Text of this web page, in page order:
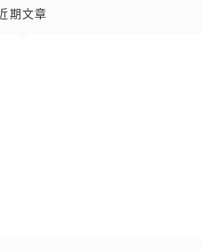
期文章